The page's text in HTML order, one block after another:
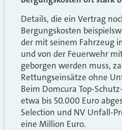
Details, die ein Vertrag
Bergungskosten
der mit seinem Fahrzeug
und von der Feuerwehr
geborgen werden muss,
Rettungseinsätze ohne
Beim Domcura Top-
etwa bis 50.000 Euro
Selection und NV Unfall-
eine Million Euro.